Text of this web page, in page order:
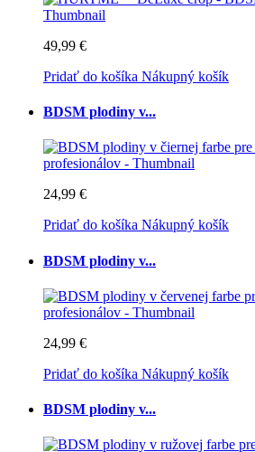
49,99 €
Pridať do košíka Nákupný košík
BDSM plodiny v...
24,99 €
Pridať do košíka Nákupný košík
BDSM plodiny v...
24,99 €
Pridať do košíka Nákupný košík
BDSM plodiny v...